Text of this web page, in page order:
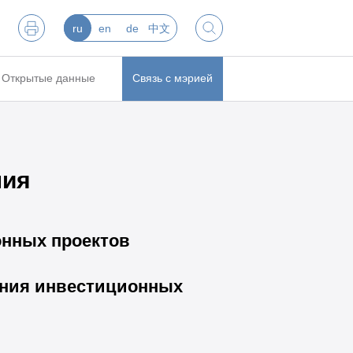
ru en de 中文
Открытые данные Связь с мэрией
проектов
инвестиционных